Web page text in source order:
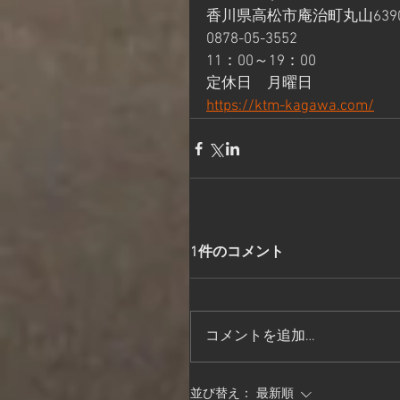
香川県高松市庵治町丸山
0878-05-3552
11：00～19：00
定休日　月曜日
https://ktm-kagawa.com/
1件のコメント
コメントを追加…
並び替え： 最新順